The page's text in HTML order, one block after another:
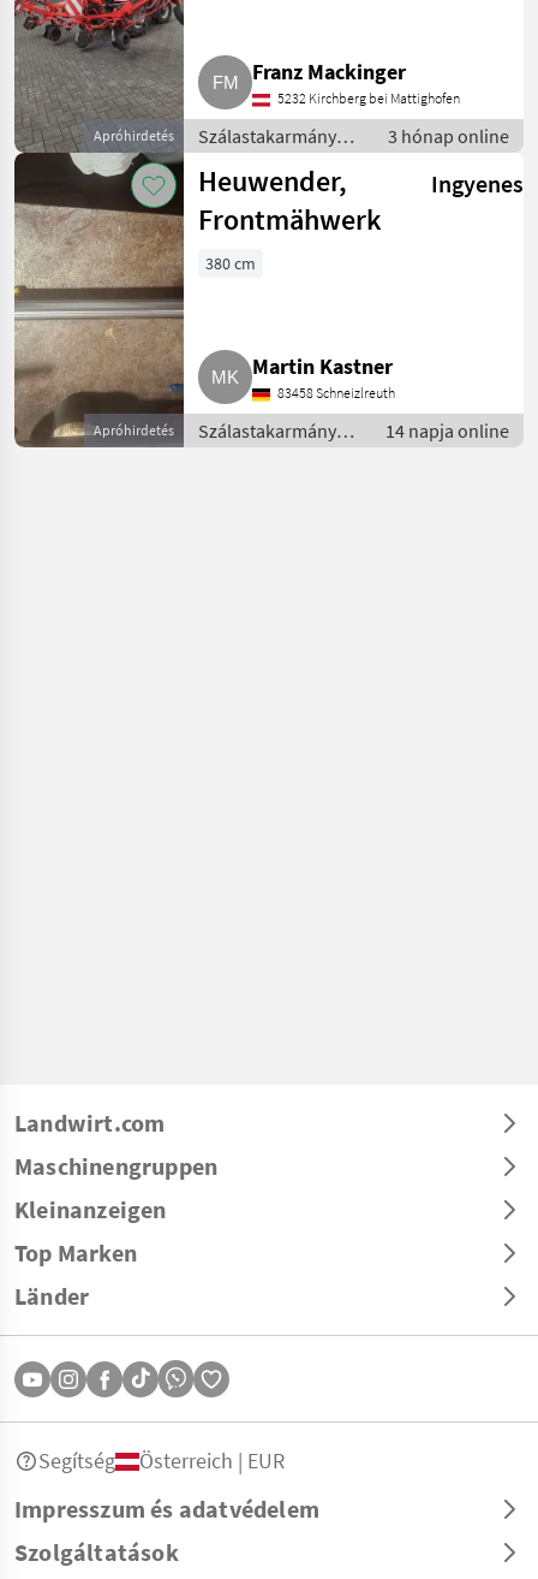
Apróhirdetés
Franz Mackinger
5232 Kirchberg bei Mattighofen
Szálastakarmány
betakarítók /
Rendkezelő
3 hónap online
Apróhirdetés
Heuwender,
Frontmähwerk
Ingyenes
380 cm
Martin Kastner
83458 Schneizlreuth
Szálastakarmány
betakarítók /
14 napja online
Landwirt.com
Maschinengruppen
Kleinanzeigen
Top Marken
Länder
Impresszum és adatvédelem
Szolgáltatások
Segítség Österreich | EUR